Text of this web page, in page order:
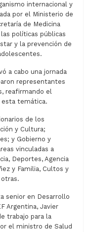
internacional y
por el Ministerio de
de Medicina
políticas públicas
y la prevención de
a cabo una jornada
representantes
reafirmando el
temática.
de los
y Cultura;
y Gobierno y
vinculadas a
Deportes, Agencia
y Familia, Cultos y
senior en Desarrollo
Argentina, Javier
trabajo para la
el ministro de Salud